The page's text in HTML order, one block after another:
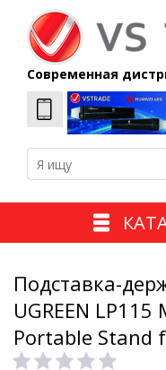
Современная
Подставка-
UGREEN
Portable Stand